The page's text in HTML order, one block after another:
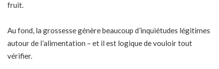
fruit.
Au fond, la grossesse génère beaucoup d’inquiétudes légitimes
autour de l’alimentation – et il est logique de vouloir tout
vérifier.